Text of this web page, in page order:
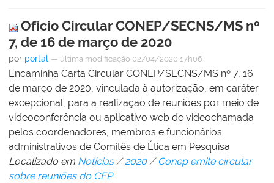
Ofício Circular CONEP/SECNS/MS nº
7, de 16 de março de 2020
por portal — última modificação 02/04/2020 17h06
Encaminha Carta Circular CONEP/SECNS/MS nº 7, 16
de março de 2020, vinculada à autorização, em caráter
excepcional, para a realização de reuniões por meio de
videoconferência ou aplicativo web de videochamada
pelos coordenadores, membros e funcionários
administrativos de Comitês de Ética em Pesquisa
Localizado em Notícias /2020 / Conep emite circular
sobre reuniões do CEP